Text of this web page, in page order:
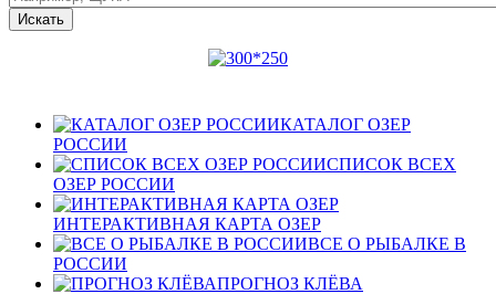
КАТАЛОГ ОЗЕР
РОССИИ
СПИСОК ВСЕХ
ОЗЕР РОССИИ
ИНТЕРАКТИВНАЯ КАРТА ОЗЕР
ВСЕ О РЫБАЛКЕ В
РОССИИ
ПРОГНОЗ КЛЁВА